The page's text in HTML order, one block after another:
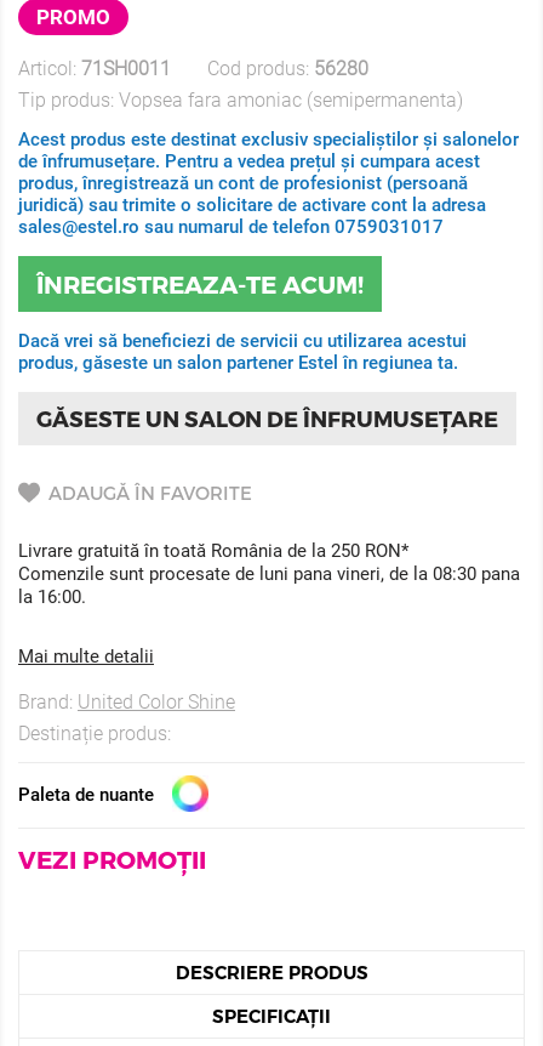
PROMO
Articol: 71SH0011 Cod produs: 56280
Tip produs: Vopsea fara amoniac (semipermanenta)
Acest produs este destinat exclusiv specialiștilor și salonelor
de înfrumusețare. Pentru a vedea prețul și cumpara acest
produs, înregistrează un cont de profesionist (persoană
juridică) sau trimite o solicitare de activare cont la adresa
sales@estel.ro sau numarul de telefon 0759031017
ÎNREGISTREAZA-TE ACUM!
Dacă vrei să beneficiezi de servicii cu utilizarea acestui
produs, găseste un salon partener Estel în regiunea ta.
GĂSESTE UN SALON DE ÎNFRUMUSEȚARE
ADAUGĂ ÎN FAVORITE
Livrare gratuită în toată România de la 250 RON*
Comenzile sunt procesate de luni pana vineri, de la 08:30 pana
la 16:00.
Mai multe detalii
Brand: United Color Shine
Destinație produs:
Paleta de nuante
VEZI PROMOȚII
DESCRIERE PRODUS
SPECIFICAȚII